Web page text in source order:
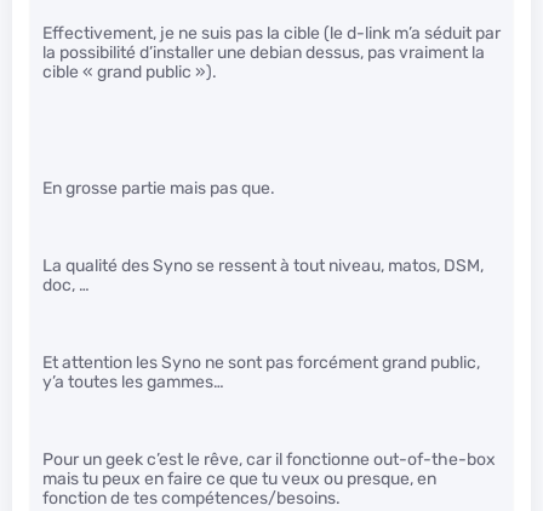
Effectivement, je ne suis pas la cible (le d-link m’a séduit par
la possibilité d’installer une debian dessus, pas vraiment la
cible « grand public »).
En grosse partie mais pas que.
La qualité des Syno se ressent à tout niveau, matos, DSM,
doc, …
Et attention les Syno ne sont pas forcément grand public,
y’a toutes les gammes…
Pour un geek c’est le rêve, car il fonctionne out-of-the-box
mais tu peux en faire ce que tu veux ou presque, en
fonction de tes compétences/besoins.